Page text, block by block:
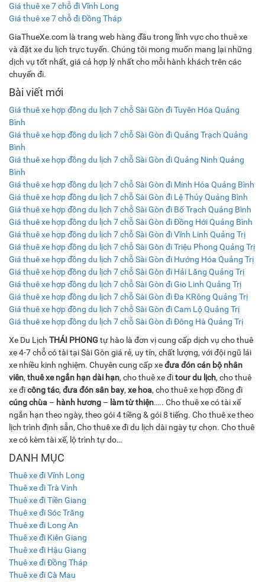
Giá thuê xe 7 chỗ đi Vĩnh Long
Giá thuê xe 7 chỗ đi Đồng Tháp
GiaThueXe.com là trang web hàng đầu trong lĩnh vực cho thuê xe
và đặt xe du lịch trực tuyến. Chúng tôi mong muốn mang lại những
dịch vụ tốt nhất, giá cả hợp lý nhất cho mỗi hành khách trên các
chuyến đi.
Bài viết mới
Giá thuê xe hợp đồng du lịch 7 chỗ Sài Gòn đi Tuyên Hóa Quảng
Bình
Giá thuê xe hợp đồng du lịch 7 chỗ Sài Gòn đi Quảng Trạch Quảng
Bình
Giá thuê xe hợp đồng du lịch 7 chỗ Sài Gòn đi Quảng Ninh Quảng
Bình
Giá thuê xe hợp đồng du lịch 7 chỗ Sài Gòn đi Minh Hóa Quảng Bình
Giá thuê xe hợp đồng du lịch 7 chỗ Sài Gòn đi Lệ Thủy Quảng Bình
Giá thuê xe hợp đồng du lịch 7 chỗ Sài Gòn đi Bố Trạch Quảng Bình
Giá thuê xe hợp đồng du lịch 7 chỗ Sài Gòn đi Đồng Hới Quảng Bình
Giá thuê xe hợp đồng du lịch 7 chỗ Sài Gòn đi Vĩnh Linh Quảng Trị
Giá thuê xe hợp đồng du lịch 7 chỗ Sài Gòn đi Triệu Phong Quảng Trị
Giá thuê xe hợp đồng du lịch 7 chỗ Sài Gòn đi Hướng Hóa Quảng Trị
Giá thuê xe hợp đồng du lịch 7 chỗ Sài Gòn đi Hải Lăng Quảng Trị
Giá thuê xe hợp đồng du lịch 7 chỗ Sài Gòn đi Gio Linh Quảng Trị
Giá thuê xe hợp đồng du lịch 7 chỗ Sài Gòn đi Đa KRông Quảng Trị
Giá thuê xe hợp đồng du lịch 7 chỗ Sài Gòn đi Cam Lộ Quảng Trị
Giá thuê xe hợp đồng du lịch 7 chỗ Sài Gòn đi Đông Hà Quảng Trị
Xe Du Lịch THÁI PHONG tự hào là đơn vị cung cấp dịch vụ cho thuê
xe 4-7 chỗ có tài tại Sài Gòn giá rẻ, uy tín, chất lượng, với đội ngũ lái
xe nhiều kinh nghiệm. Chuyên cung cấp xeđưa đón cán bộ nhân
viên, thuê xe ngắn hạn dài hạn, cho thuê xe đitour du lịch, cho thuê
xe đicông tác, đưa đón sân bay, xe hoa, cho thuê xe hợp đồng đi
cúng chùa – hành hương – làm từ thiện….. Cho thuê xe có tài xế
ngắn hạn theo ngày, theo gói 4 tiềng & gói 8 tiếng. Cho thuê xe theo
lịch trình định sẵn, Cho thuê xe đi du lịch dài ngày tự chọn. Cho thuê
xe có kèm tài xế, lộ trình tự do…
DANH MỤC
Thuê xe đi Vĩnh Long
Thuê xe đi Trà Vinh
Thuê xe đi Tiền Giang
Thuê xe đi Sóc Trăng
Thuê xe đi Long An
Thuê xe đi Kiên Giang
Thuê xe đi Hậu Giang
Thuê xe đi Đồng Tháp
Thuê xe đi Cà Mau